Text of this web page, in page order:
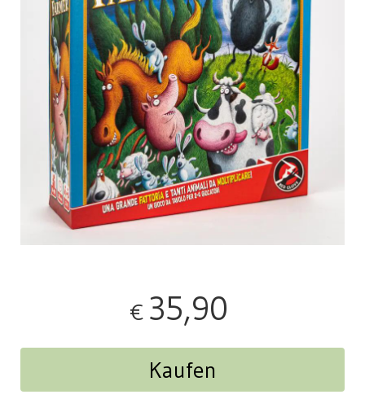
€ 35,90
Kaufen